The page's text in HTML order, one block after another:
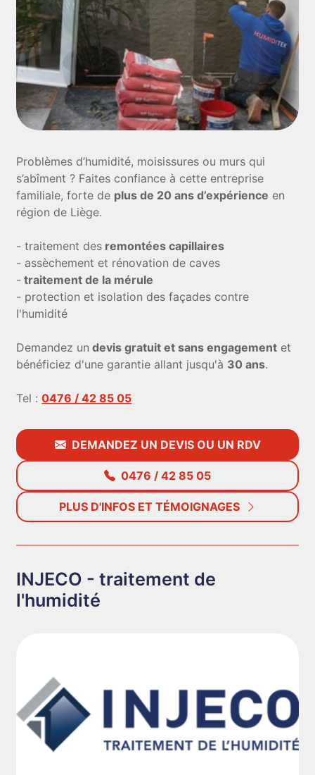
Problèmes d’humidité, moisissures ou murs qui
s’abîment ? Faites confiance à cette entreprise
familiale, forte de plus de 20 ans d’expérience en
région de Liège.
- traitement des remontées capillaires
- assèchement et rénovation de caves
- traitement de la mérule
- protection et isolation des façades contre
l'humidité
Demandez un devis gratuit et sans engagement et
bénéficiez d'une garantie allant jusqu'à 30 ans.
Tel :0476 / 42 85 05
DEMANDEZ UN DEVIS OU UN RDV
0476 / 42 85 05
PLUS D'INFOS ET TÉMOIGNAGES
INJECO - traitement de
l'humidité